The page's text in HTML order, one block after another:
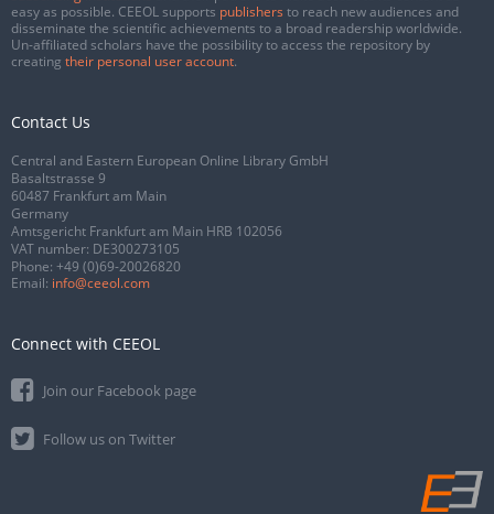
easy as possible. CEEOL supports publishers to reach new audiences and
disseminate the scientific achievements to a broad readership worldwide.
Un-affiliated scholars have the possibility to access the repository by
creating their personal user account.
Contact Us
Central and Eastern European Online Library GmbH
Basaltstrasse 9
60487 Frankfurt am Main
Germany
Amtsgericht Frankfurt am Main HRB 102056
VAT number: DE300273105
Phone: +49 (0)69-20026820
Email: info@ceeol.com
Connect with CEEOL
Join our Facebook page
Follow us on Twitter